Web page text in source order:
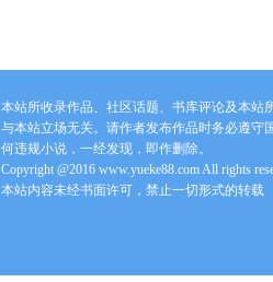
本站所收录作品、社区话题、书库评论及本站
与本站立场无关。请作者发布作品时务必遵守
何违规小说，一经发现，即作删除。
Copyright @2016 www.yueke88.com All rights
本站内容未经书面许可，禁止一切形式的转载